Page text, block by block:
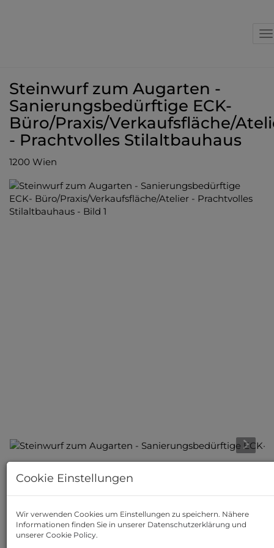
Steinwurf zum Augarten -
Sanierungsbedürftige ECK-
Büro/Praxis/Verkaufsfläche/
- Prachtvolles Stilaltbauhaus
1200 Wien
Beschreibung
Gründerzeithaus, moderner Personenlift vorhanden,
DG bereits ausgebaut -
Cookie Einstellungen
Wir verwenden Cookies um Einstellungen zu speichern. Nähere
Informationen finden Sie in unserer Datenschutzerklärung und
unserer Cookie Policy.